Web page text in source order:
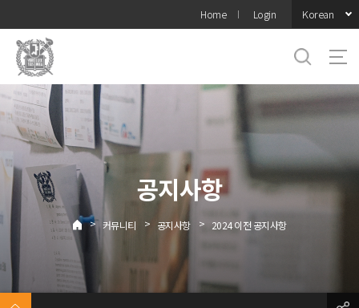
메뉴
Home Login Korean
공지사항
> 커뮤니티 > 공지사항 > 2024 이전 공지사항